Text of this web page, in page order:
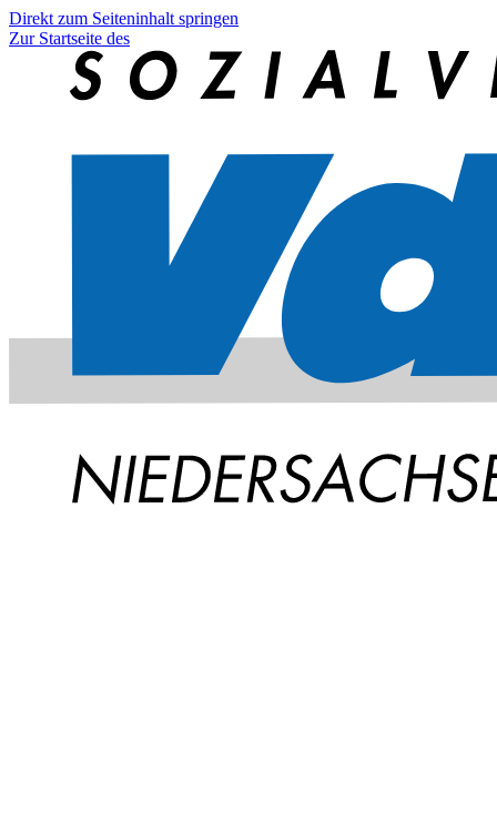
Direkt zum Seiteninhalt springen
Zur Startseite des